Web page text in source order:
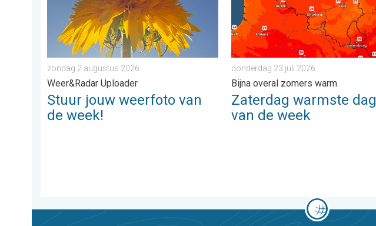
zondag 2 augustus 2026
Weer&Radar Uploader
Stuur jouw weerfoto van
de week!
donderdag 23 juli 2026
Bijna overal zomers warm
Zaterdag warmste dag
van de week